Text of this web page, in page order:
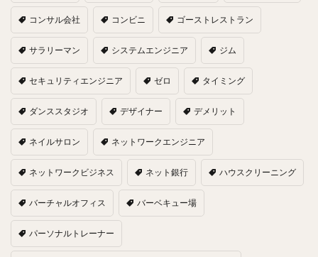
コンサル会社 コンビニ ゴーストレストラン
サラリーマン システムエンジニア ジム
セキュリティエンジニア ゼロ タイミング
ダンススタジオ デザイナー デメリット
ネイルサロン ネットワークエンジニア
ネットワークビジネス ネット銀行 ハウスクリーニング
バーチャルオフィス バーベキュー場
パーソナルトレーナー